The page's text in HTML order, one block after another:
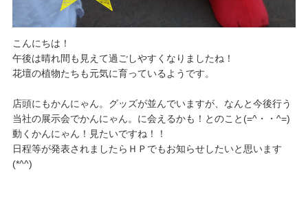
こんにちは！
午後は晴れ間も見えて過ごしやすくなりましたね！
花壇の植物たちも元気に育っているようです。
店頭にもかんにゃん。グッズが並んでいますが、なんと今後行う
当社の展示会でかんにゃん。に会えるかも！とのこと(=^・・^=)
動くかんにゃん！見たいですね！！
日程等が発表されましたらＨＰでもお知らせしたいと思います
(*^^)